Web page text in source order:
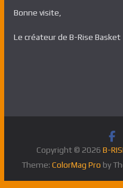
Bonne visite,
Le créateur de B-Rise Basket
Copyright © 2026 B-
Theme: ColorMag Pro by